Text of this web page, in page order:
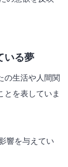
いる夢
の生活や人間関
とを表していま
響を与えてい